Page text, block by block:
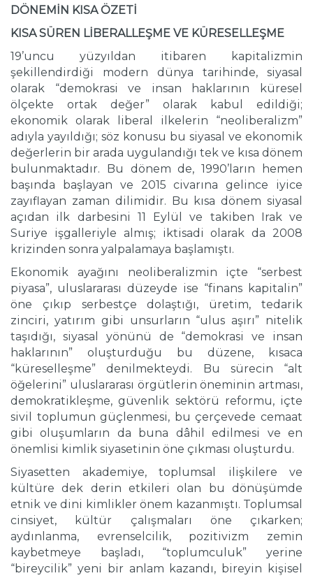
DÖNEMİN KISA ÖZETİ
KISA SÜREN LİBERALLEŞME VE KÜRESELLEŞME
19’uncu yüzyıldan itibaren kapitalizmin
şekillendirdiği modern dünya tarihinde, siyasal
olarak “demokrasi ve insan haklarının küresel
ölçekte ortak değer” olarak kabul edildiği;
ekonomik olarak liberal ilkelerin “neoliberalizm”
adıyla yayıldığı; söz konusu bu siyasal ve ekonomik
değerlerin bir arada uygulandığı tek ve kısa dönem
bulunmaktadır. Bu dönem de, 1990’ların hemen
başında başlayan ve 2015 civarına gelince iyice
zayıflayan zaman dilimidir. Bu kısa dönem siyasal
açıdan ilk darbesini 11 Eylül ve takiben Irak ve
Suriye işgalleriyle almış; iktisadi olarak da 2008
krizinden sonra yalpalamaya başlamıştı.
Ekonomik ayağını neoliberalizmin içte “serbest
piyasa”, uluslararası düzeyde ise “finans kapitalin”
öne çıkıp serbestçe dolaştığı, üretim, tedarik
zinciri, yatırım gibi unsurların “ulus aşırı” nitelik
taşıdığı, siyasal yönünü de “demokrasi ve insan
haklarının” oluşturduğu bu düzene, kısaca
“küreselleşme” denilmekteydi. Bu sürecin “alt
öğelerini” uluslararası örgütlerin öneminin artması,
demokratikleşme, güvenlik sektörü reformu, içte
sivil toplumun güçlenmesi, bu çerçevede cemaat
gibi oluşumların da buna dâhil edilmesi ve en
önemlisi kimlik siyasetinin öne çıkması oluşturdu.
Siyasetten akademiye, toplumsal ilişkilere ve
kültüre dek derin etkileri olan bu dönüşümde
etnik ve dini kimlikler önem kazanmıştı. Toplumsal
cinsiyet, kültür çalışmaları öne çıkarken;
aydınlanma, evrenselcilik, pozitivizm zemin
kaybetmeye başladı, “toplumculuk” yerine
“bireycilik” yeni bir anlam kazandı, bireyin kişisel